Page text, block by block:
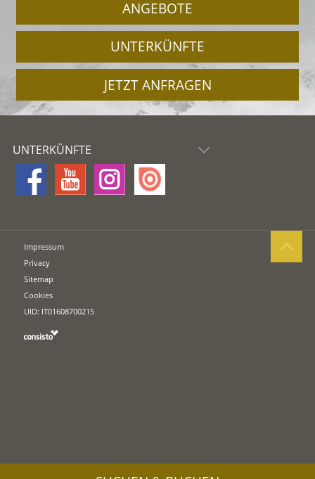
ANGEBOTE
UNTERKÜNFTE
JETZT ANFRAGEN
UNTERKÜNFTE
Impressum
Privacy
Sitemap
Cookies
UID: IT01608700215